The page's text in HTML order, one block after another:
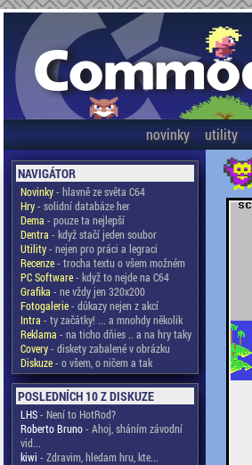
novinky utility
NAVIGÁTOR
Novinky- hlavně ze světa C64
Hry- solidní databáze her
Dema - pouze ta nejlepší
Dentra - když stačí jeden soubor
Utility- nejen pro práci a legraci
Recenze- trocha textu o všem možném
PC Software- když to nejde na C64
Grafika - ne vždy jen 320x200
Fotogalerie- důkazy nejen z akcí
Intra - ty začátky! ... a mnohdy několik
Reklama - na ticho dňies .. a na hry taky
Covery- diskety zabalené v obrázku
Diskuze- o všem, o ničem a tak
POSLEDNÍCH 10 Z DISKUZE
LHS- Není to HotRod?
Roberto Bruno- Ahoj, sháním závodní
vid...
kiwi - Zdravim, hledam hru, kte...